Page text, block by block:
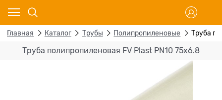
Главная Каталог Трубы Полипропиленовые Труба
Труба полипропиленовая FV Plast PN10 75x6.8